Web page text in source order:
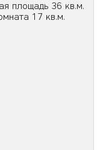
площадь 36 кв.м.
17 кв.м.